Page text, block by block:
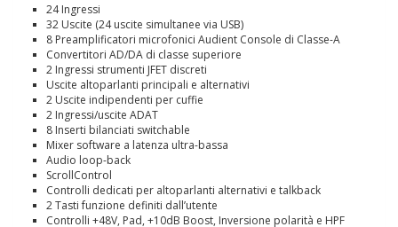
24 Ingressi
32 Uscite (24 uscite simultanee via USB)
8 Preamplificatori microfonici Audient Console di Classe-A
Convertitori AD/DA di classe superiore
2 Ingressi strumenti JFET discreti
Uscite altoparlanti principali e alternativi
2 Uscite indipendenti per cuffie
2 Ingressi/uscite ADAT
8 Inserti bilanciati switchable
Mixer software a latenza ultra-bassa
Audio loop-back
ScrollControl
Controlli dedicati per altoparlanti alternativi e talkback
2 Tasti funzione definiti dall’utente
Controlli +48V, Pad, +10dB Boost, Inversione polarità e HPF